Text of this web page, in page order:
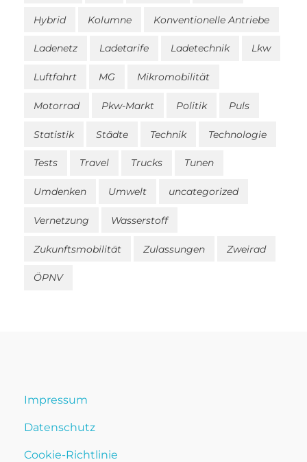
Hybrid Kolumne Konventionelle Antriebe
Ladenetz Ladetarife Ladetechnik Lkw
Luftfahrt MG Mikromobilität
Motorrad Pkw-Markt Politik Puls
Statistik Städte Technik Technologie
Tests Travel Trucks Tunen
Umdenken Umwelt uncategorized
Vernetzung Wasserstoff
Zukunftsmobilität Zulassungen Zweirad
ÖPNV
Impressum
Datenschutz
Cookie-Richtlinie